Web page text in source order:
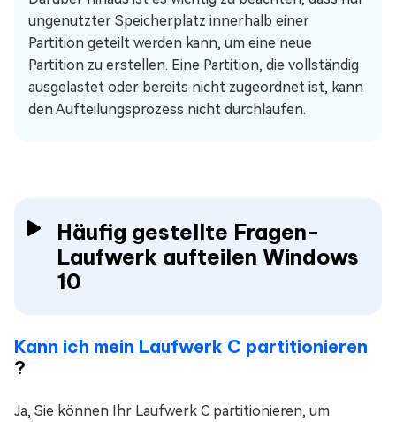
ungenutzter Speicherplatz innerhalb einer
Partition geteilt werden kann, um eine neue
Partition zu erstellen. Eine Partition, die vollständig
ausgelastet oder bereits nicht zugeordnet ist, kann
den Aufteilungsprozess nicht durchlaufen.
Häufig gestellte Fragen-
Laufwerk aufteilen Windows
10
Kann ich mein Laufwerk C partitionieren
?
Ja, Sie können Ihr Laufwerk C partitionieren, um